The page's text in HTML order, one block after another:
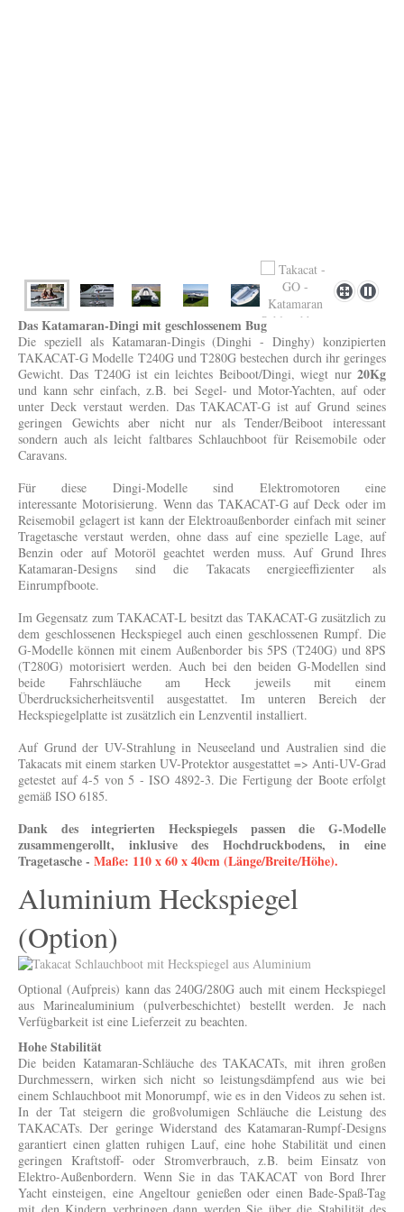
Das Katamaran-Dingi mit geschlossenem Bug
Die speziell als Katamaran-Dingis (Dinghi - Dinghy) konzipierten
TAKACAT-G Modelle T240G und T280G bestechen durch ihr geringes
Gewicht. Das T240G ist ein leichtes Beiboot/Dingi, wiegt nur 20Kg
und kann sehr einfach, z.B. bei Segel- und Motor-Yachten, auf oder
unter Deck verstaut werden. Das TAKACAT-G ist auf Grund seines
geringen Gewichts aber nicht nur als Tender/Beiboot interessant
sondern auch als leicht faltbares Schlauchboot für Reisemobile oder
Caravans.
Für diese Dingi-Modelle sind Elektromotoren eine
interessante Motorisierung. Wenn das TAKACAT-G auf Deck oder im
Reisemobil gelagert ist kann der Elektroaußenborder einfach mit seiner
Tragetasche verstaut werden, ohne dass auf eine spezielle Lage, auf
Benzin oder auf Motoröl geachtet werden muss. Auf Grund Ihres
Katamaran-Designs sind die Takacats energieeffizienter als
Einrumpfboote.
Im Gegensatz zum TAKACAT-L besitzt das TAKACAT-G zusätzlich zu
dem geschlossenen Heckspiegel auch einen geschlossenen Rumpf. Die
G-Modelle können mit einem Außenborder bis 5PS (T240G) und 8PS
(T280G) motorisiert werden. Auch bei den beiden G-Modellen sind
beide Fahrschläuche am Heck jeweils mit einem
Überdrucksicherheitsventil ausgestattet. Im unteren Bereich der
Heckspiegelplatte ist zusätzlich ein Lenzventil installiert.
Auf Grund der UV-Strahlung in Neuseeland und Australien sind die
Takacats mit einem starken UV-Protektor ausgestattet => Anti-UV-Grad
getestet auf 4-5 von 5 - ISO 4892-3. Die Fertigung der Boote erfolgt
gemäß ISO 6185.
Dank des integrierten Heckspiegels passen die G-Modelle
zusammengerollt, inklusive des Hochdruckbodens, in eine
Tragetasche - Maße: 110 x 60 x 40cm (Länge/Breite/Höhe).
Aluminium Heckspiegel
(Option)
Optional (Aufpreis) kann das 240G/280G auch mit einem Heckspiegel
aus Marinealuminium (pulverbeschichtet) bestellt werden. Je nach
Verfügbarkeit ist eine Lieferzeit zu beachten.
Hohe Stabilität
Die beiden Katamaran-Schläuche des TAKACATs, mit ihren großen
Durchmessern, wirken sich nicht so leistungsdämpfend aus wie bei
einem Schlauchboot mit Monorumpf, wie es in den Videos zu sehen ist.
In der Tat steigern die großvolumigen Schläuche die Leistung des
TAKACATs. Der geringe Widerstand des Katamaran-Rumpf-Designs
garantiert einen glatten ruhigen Lauf, eine hohe Stabilität und einen
geringen Kraftstoff- oder Stromverbrauch, z.B. beim Einsatz von
Elektro-Außenbordern. Wenn Sie in das TAKACAT von Bord Ihrer
Yacht einsteigen, eine Angeltour genießen oder einen Bade-Spaß-Tag